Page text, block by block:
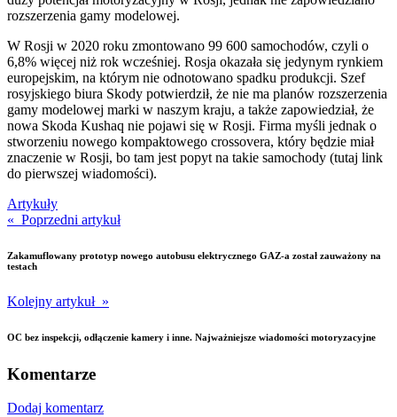
rozszerzenia gamy modelowej.
W Rosji w 2020 roku zmontowano 99 600 samochodów, czyli o
6,8% więcej niż rok wcześniej. Rosja okazała się jedynym rynkiem
europejskim, na którym nie odnotowano spadku produkcji. Szef
rosyjskiego biura Skody potwierdził, że nie ma planów rozszerzenia
gamy modelowej marki w naszym kraju, a także zapowiedział, że
nowa Skoda Kushaq nie pojawi się w Rosji. Firma myśli jednak o
stworzeniu nowego kompaktowego crossovera, który będzie miał
znaczenie w Rosji, bo tam jest popyt na takie samochody (tutaj link
do pierwszej wiadomości).
Artykuły
« Poprzedni artykuł
Zakamuflowany prototyp nowego autobusu elektrycznego GAZ-a został zauważony na
testach
Kolejny artykuł »
OC bez inspekcji, odłączenie kamery i inne. Najważniejsze wiadomości motoryzacyjne
Komentarze
Dodaj komentarz